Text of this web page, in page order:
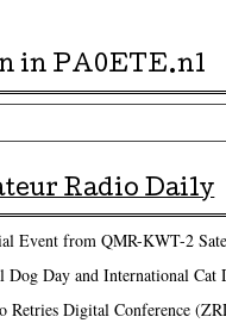
in PA0ETE.nl
Radio Daily
Event from QMR-KWT-2
Dog Day and International Cat
Retries Digital Conference